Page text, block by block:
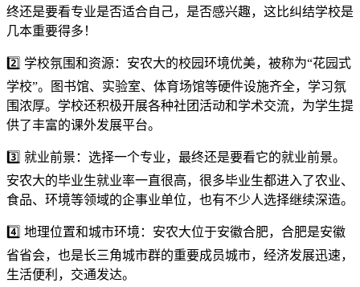
终还是要看专业是否适合自己，是否感兴趣，这比纠结学校是
几本重要得多！
2️⃣ 学校氛围和资源：安农大的校园环境优美，被称为“花园式
学校”。图书馆、实验室、体育场馆等硬件设施齐全，学习氛
围浓厚。学校还积极开展各种社团活动和学术交流，为学生提
供了丰富的课外发展平台。
3️⃣ 就业前景：选择一个专业，最终还是要看它的就业前景。
安农大的毕业生就业率一直很高，很多毕业生都进入了农业、
食品、环境等领域的企事业单位，也有不少人选择继续深造。
4️⃣ 地理位置和城市环境：安农大位于安徽合肥，合肥是安徽
省省会，也是长三角城市群的重要成员城市，经济发展迅速，
生活便利，交通发达。